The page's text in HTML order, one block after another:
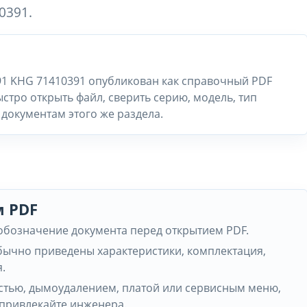
KHG 71410391 опубликован как справочный PDF
открыть файл, сверить серию, модель, тип
этого же раздела.
документа перед открытием PDF.
приведены характеристики, комплектация,
дымоудалением, платой или сервисным меню,